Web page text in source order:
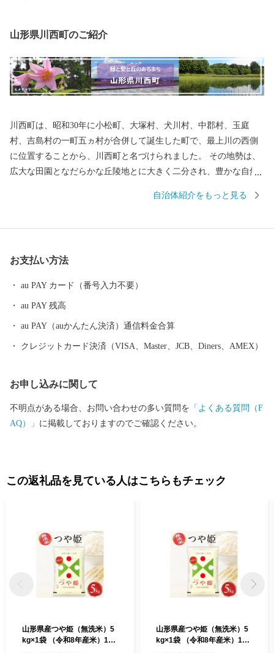
山形県川西町のご紹介
川西町は、昭和30年に小松町、大塚村、犬川村、中郡村、玉庭
村、吉島村の一町五ヵ村が合併して誕生した町で、最上川の西側
に位置することから、川西町と名づけられました。 その地勢は、
広大な田園となだらかな丘陵地とに大きく二分され、豊かな自然
盛んで、県内では庄内平野に次ぐ「米どころ」として知られてい
00,000本のダリアを咲かせ、毎年8月はじめから11月上旬の降霜の
時期まで開園しています。メキシコ原産のダリアは、ふるさとメ
います。
自治体紹介をもっと見る
お支払い方法
au PAY カード（番号入力不要）
au PAY 残高
au PAY（auかんたん決済）通信料金合算
クレジットカード決済（VISA、Master、JCB、Diners、AMEX）
お申し込みに関して
不明点がある場合、お問い合わせの多い質問を 「よくある質問（F
AQ）」 に掲載しておりますのでご確認ください。
この返礼品を見ている人はこちらもチェック
山形県産つや姫（無洗米）5
kg×1袋 （令和8年産米）12
山形県産つや姫（無洗米）5
kg×1袋 （令和8年産米）12